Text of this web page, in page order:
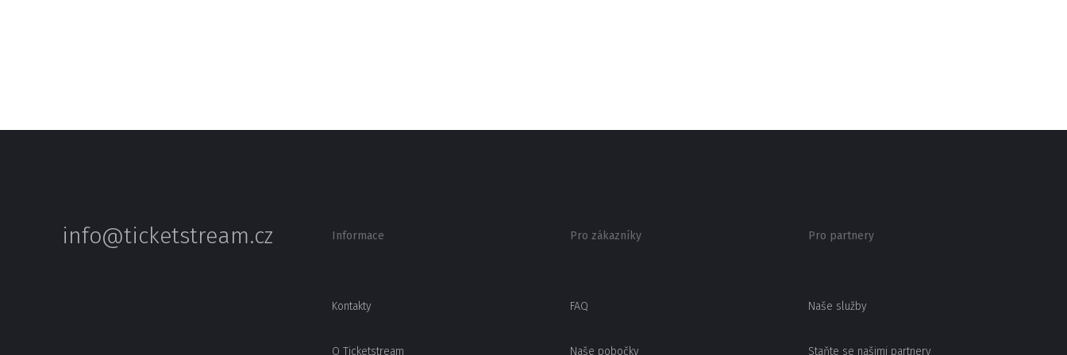
info@ticketstream.cz Informace
Kontakty
O Ticketstream
Pro zákazníky
FAQ
Naše pobočky
Pro partnery
Naše služby
Staňte se našimi partnery